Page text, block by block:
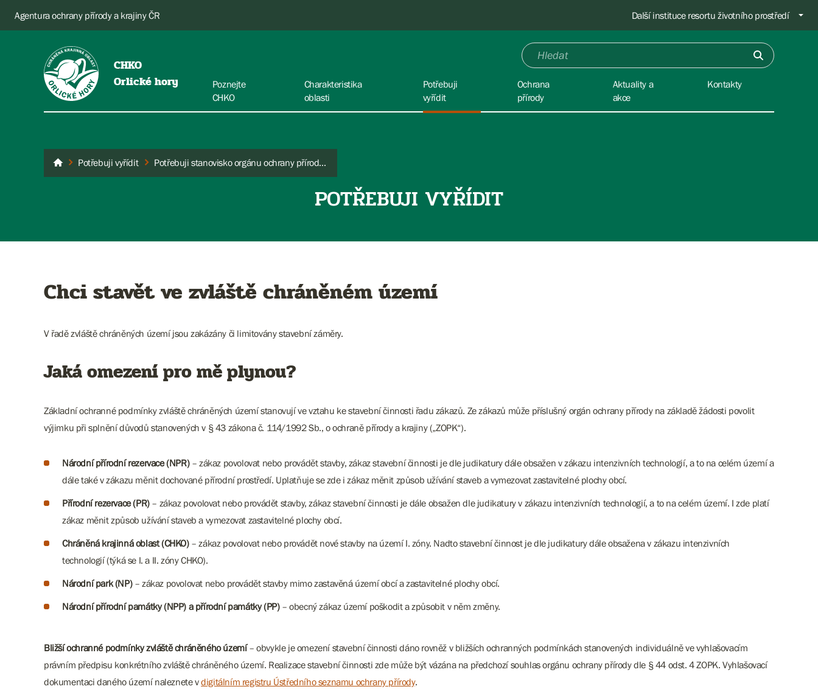
Agentura ochrany přírody a krajiny ČR Další instituce resortu životního prostředí
CHKO
Orlické hory
Poznejte
CHKO
Charakteristika
oblasti
Potřebuji
vyřídit
Ochrana
přírody
Aktuality a
akce
Kontakty
Orlické hory
Potřebuji vyřídit Potřebuji stanovisko orgánu ochrany přírody ke stavebním činnostem
POTŘEBUJI VYŘÍDIT
Chci stavět ve zvláště chráněném území
V řadě zvláště chráněných území jsou zakázány či limitovány stavební záměry.
Jaká omezení pro mě plynou?
Základní ochranné podmínky zvláště chráněných území stanovují ve vztahu ke stavební činnosti řadu zákazů. Ze zákazů může příslušný orgán ochrany přírody na základě žádosti povolit
výjimku při splnění důvodů stanovených v § 43 zákona č. 114/1992 Sb., o ochraně přírody a krajiny („ZOPK“).
Národní přírodní rezervace (NPR) – zákaz povolovat nebo provádět stavby, zákaz stavební činnosti je dle judikatury dále obsažen v zákazu intenzivních technologií, a to na celém území a
dále také v zákazu měnit dochované přírodní prostředí. Uplatňuje se zde i zákaz měnit způsob užívání staveb a vymezovat zastavitelné plochy obcí.
Přírodní rezervace (PR) – zákaz povolovat nebo provádět stavby, zákaz stavební činnosti je dále obsažen dle judikatury v zákazu intenzivních technologií, a to na celém území. I zde platí
zákaz měnit způsob užívání staveb a vymezovat zastavitelné plochy obcí.
Chráněná krajinná oblast (CHKO) – zákaz povolovat nebo provádět nové stavby na území I. zóny. Nadto stavební činnost je dle judikatury dále obsažena v zákazu intenzivních
technologií (týká se I. a II. zóny CHKO).
Národní park (NP)– zákaz povolovat nebo provádět stavby mimo zastavěná území obcí a zastavitelné plochy obcí.
Národní přírodní památky (NPP) a přírodní památky (PP)– obecný zákaz území poškodit a způsobit v něm změny.
Bližší ochranné podmínky zvláště chráněného území– obvykle je omezení stavební činnosti dáno rovněž v bližších ochranných podmínkách stanovených individuálně ve vyhlašovacím
právním předpisu konkrétního zvláště chráněného území. Realizace stavební činnosti zde může být vázána na předchozí souhlas orgánu ochrany přírody dle § 44 odst. 4 ZOPK. Vyhlašovací
dokumentaci daného území naleznete vdigitálním registru Ústředního seznamu ochrany přírody.